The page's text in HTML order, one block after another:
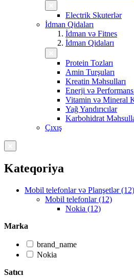
Electrik Skuterlər
İdman Qidaları
İdman və Fitnes
İdman Qidaları
Protein Tozları
Amin Turşuları
Kreatin Məhsulları
Enerji və
Vitamin və Mineral
Yağ Yandırıcılar
Karbohidrat
Çıxış
Kateqoriya
Mobil telefonlar və Planşetlər (12)
Mobil telefonlar (12)
Nokia (12)
Marka
brand_name
Nokia
Satıcı